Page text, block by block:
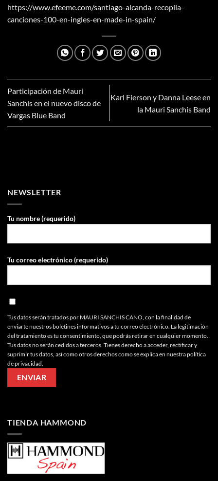
https://www.efeeme.com/santiago-alcanda-recopila-
canciones-100-en-ingles-en-made-in-spain/
Participación de Mauri
Sanchis en el nuevo disco de
Vargas Blue Band
Karl Fierson y Danna Leese en
la Mauri Sanchis Band
NEWSLETTER
Tu nombre (requerido)
Tu correo electrónico (requerido)
Tus datos serán tratados por MAURI SANCHIS CANO, con la finalidad de
enviarte nuestros boletines informativos a tu correo electrónico. La legitimación
del tratamiento es tu consentimiento, que podrás retirar en cualquier momento.
Tus datos no serán cedidos a terceros. Tienes derecho a acceder, rectificar y
suprimir tus datos, así como otros derechos como se explica en nuestra política
de privacidad.
TIENDA HAMMOND